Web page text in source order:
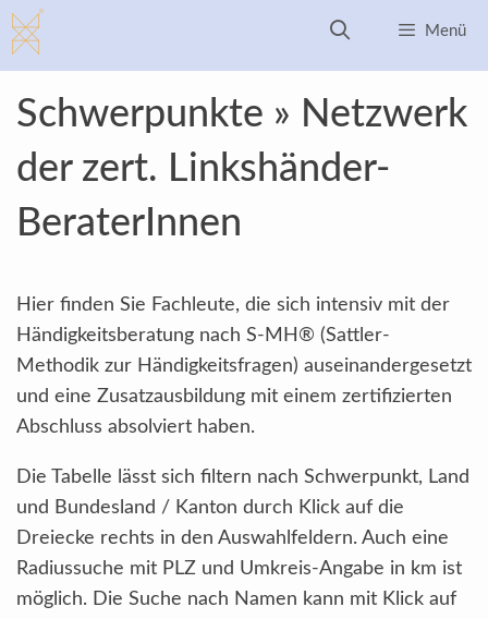
Zum
Inhalt
springen
Menü
Schwerpunkte » Netzwerk
der zert. Linkshänder-
BeraterInnen
Hier finden Sie Fachleute, die sich intensiv mit der
Händigkeitsberatung nach S-MH® (Sattler-
Methodik zur Händigkeitsfragen) auseinandergesetzt
und eine Zusatzausbildung mit einem zertifizierten
Abschluss absolviert haben.
Die Tabelle lässt sich filtern nach Schwerpunkt, Land
und Bundesland / Kanton durch Klick auf die
Dreiecke rechts in den Auswahlfeldern. Auch eine
Radiussuche mit PLZ und Umkreis-Angabe in km ist
möglich. Die Suche nach Namen kann mit Klick auf